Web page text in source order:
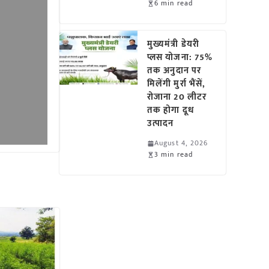
6 min read
मुख्यमंत्री डेयरी
प्लस योजना: 75%
तक अनुदान पर
मिलेंगी मुर्रा भैंसें,
रोजाना 20 लीटर
तक होगा दूध
उत्पादन
August 4, 2026
3 min read